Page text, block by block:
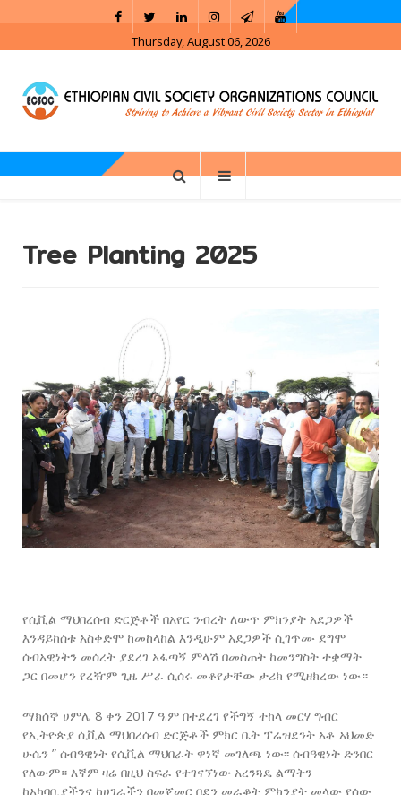
Thursday, August 06, 2026
Tree Planting 2025
የሲቪል ማህበረሰብ ድርጅቶች በአየር ንብረት ለውጥ ምክንያት አደጋዎች
እንዳይከሰቱ አስቀድሞ ከመከላከል እንዲሁም አደጋዎች ሲገጥሙ ደግሞ
ሰብአዊነትን መሰረት ያደረገ አፋጣኝ ምላሽ በመስጠት ከመንግስት ተቋማት
ጋር በመሆን የረዥም ጊዜ ሥራ ሲሰሩ መቆየታቸው ታሪክ የሚዘክረው ነው።
ማክሰኞ ሀምሌ 8 ቀን 2017 ዓ.ም በተደረገ የችግኝ ተከላ መርሃ ግብር
የኢትዮጵያ ሲቪል ማህበረሰብ ድርጅቶች ምክር ቤት ፕሬዝደንት አቶ አህመድ
ሁሴን ” ሰብዓዊነት የሲቪል ማህበራት ዋነኛ መገለጫ ነው፡፡ ሰብዓዊነት ድንበር
የለውም። እኛም ዛሬ በዚህ ስፍራ የተገናኘነው አረንጓዴ ልማትን
ከአካባቢያችንና ከሀገራችን በመጀመር በደን መራቆት ምክንያት መላው የሰው